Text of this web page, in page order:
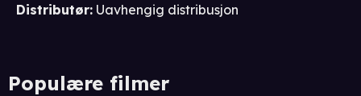
Distributør: Uavhengig distribusjon
Populære filmer